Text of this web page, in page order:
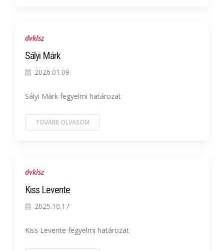
dvklsz
Sályi Márk
2026.01.09
Sályi Márk fegyelmi határozat
TOVÁBB OLVASOM
dvklsz
Kiss Levente
2025.10.17
Kiss Levente fegyelmi határozat